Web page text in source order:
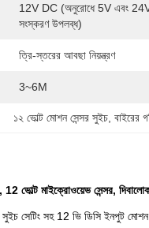
12V DC (অনুরোধে 5V এবং
সংস্করণ উপলব্ধ)
ত্রি-স্তরের আবছা নিয়ন্ত্রণ
3~6M
১২ ভোল্ট মোশন সেন্সর সুইচ , বাইরের
ভোল্ট মাইক্রোওয়েভ সেন্সর, দিবালোক
সেটিং সহ 12 ভি ডিসি ইনপুট